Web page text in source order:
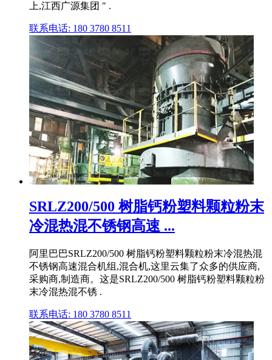
上,江西广源集团 " .
联系电话: 180 3780 8511
SRLZ200/500 树脂钙粉塑料颗粒粉末
冷混热混不锈钢高速 ...
阿里巴巴SRLZ200/500 树脂钙粉塑料颗粒粉末冷混热混
不锈钢高速混合机组,混合机,这里云集了众多的供应商,
采购商,制造商。这是SRLZ200/500 树脂钙粉塑料颗粒粉
末冷混热混不锈 .
联系电话: 180 3780 8511